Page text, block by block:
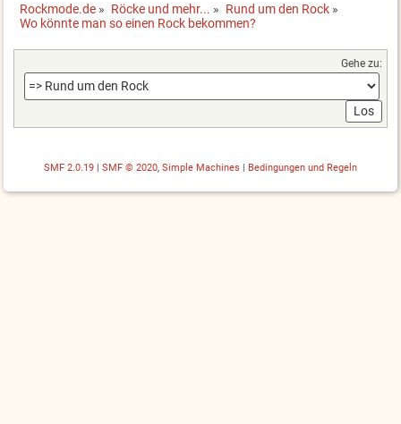
Rockmode.de » Röcke und mehr... » Rund um den Rock »
Wo könnte man so einen Rock bekommen?
Gehe zu:
SMF 2.0.19 SMF © 2020, Simple Machines Bedingungen und Regeln